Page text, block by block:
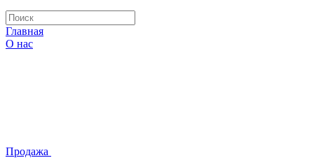
Главная
О нас
Продажа